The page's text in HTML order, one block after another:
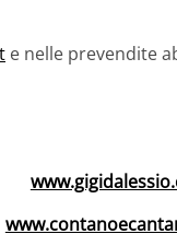
e nelle prevendite